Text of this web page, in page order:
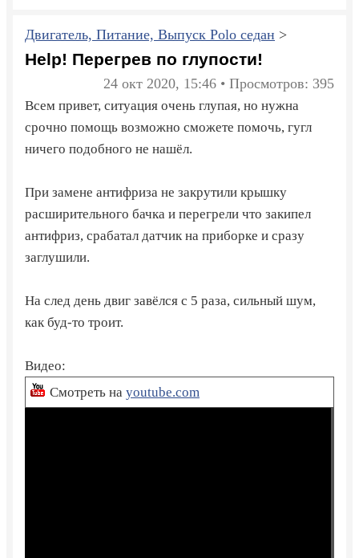
Двигатель, Питание, Выпуск Polo седан >
Help! Перегрев по глупости!
24 окт 2020, 15:46 • Просмотров: 395
Всем привет, ситуация очень глупая, но нужна
срочно помощь возможно сможете помочь, гугл
ничего подобного не нашёл.
При замене антифриза не закрутили крышку
расширительного бачка и перегрели что закипел
антифриз, срабатал датчик на приборке и сразу
заглушили.
На след день двиг завёлся с 5 раза, сильный шум,
как буд-то троит.
Видео:
Смотреть на youtube.com